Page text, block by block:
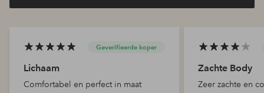
Geverifieerde koper
Lichaam
Comfortabel en perfect in maat
Zachte Body
Zeer zachte en